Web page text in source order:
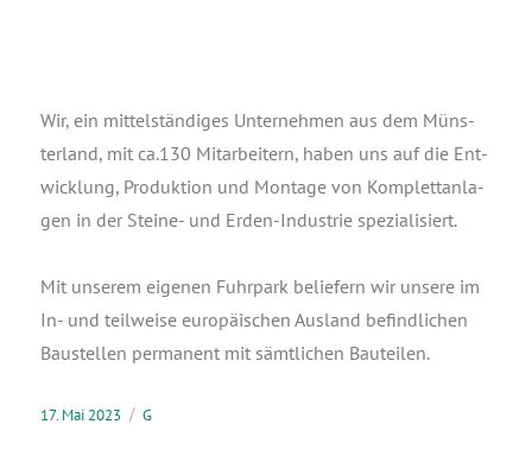
Wir, ein mit­tel­stän­di­ges Unter­neh­men aus dem Müns­
ter­land, mit ca.130 Mit­ar­bei­tern, haben uns auf die Ent­
wick­lung, Pro­duk­ti­on und Mon­ta­ge von Kom­plett­an­la­
gen in der Stei­ne- und Erden-Indus­trie spe­zia­li­siert.
Mit unse­rem eige­nen Fuhr­park belie­fern wir unse­re im
In- und teil­wei­se euro­päi­schen Aus­land befind­li­chen
Bau­stel­len per­ma­nent mit sämt­li­chen Bauteilen.
17. Mai 2023 G